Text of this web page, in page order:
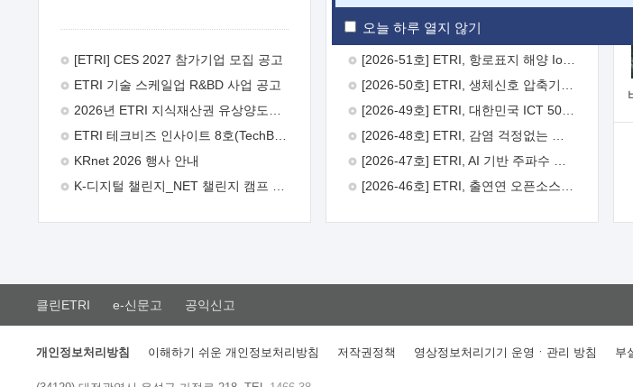
오늘 하루 열지 않기
주시기 바랍니다. 2026년 8월
추진목적: ETRI 인력을 기업현장에 파견.
기술지원을 실시함으로써 ETRI 개발기술의
극대화하고, 지원기업을 강견기업으로
육성하고자 함.  신청자격: ETRI
ETRI 창업/연구소기업, 기술이전/출자기업
(2 ~ 3년차) 연봉의 40%  추진일정(1)
희망기업 신청/접수(2)희망인력-희망기업
매칭(3)현장조사/ 선정(심의)(4)협약체결
26일 9월초순 9월 중순 10월 이후*
[ETRI] CES 2027 참가기업 모집 공고
ETRI 기술 스케일업 R&BD 사업 공고
ETRI 테크비즈 인사이트 8호(TechBiz Insight Vol.8) 발간
KRnet 2026 행사 안내
클린ETRI e-신문고 공익신고
개인정보처리방침 이해하기 쉬운 개인정보처리방침 저작권정책 영상정보처리기기 운영ㆍ관리 방침 부